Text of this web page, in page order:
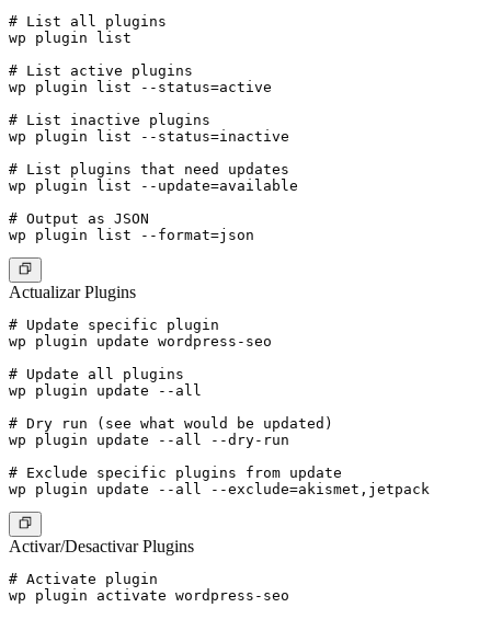
# List all plugins
wp plugin list
# List active plugins
wp plugin list --status=active
# List inactive plugins
wp plugin list --status=inactive
# List plugins that need updates
wp plugin list --update=available
# Output as JSON
Actualizar Plugins
# Update specific plugin
wp plugin update wordpress-seo
# Update all plugins
wp plugin update --all
# Dry run (see what would be updated)
wp plugin update --all --dry-run
# Exclude specific plugins from update
Activar/Desactivar Plugins
# Activate plugin
wp plugin activate wordpress-seo